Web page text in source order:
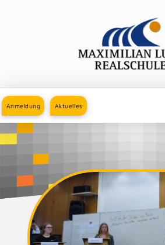
Anmeldung Aktuelles